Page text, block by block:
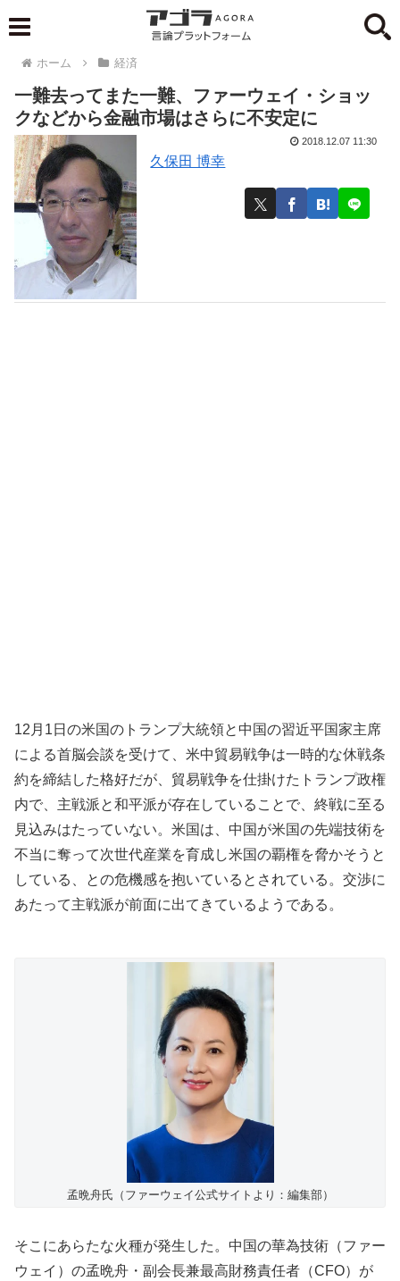
ホーム 経済
一難去ってまた一難、ファーウェイ・ショッ
クなどから金融市場はさらに不安定に
久保田 博幸
2018.12.07 11:30
12月1日の米国のトランプ大統領と中国の習近平国家主席
による首脳会談を受けて、米中貿易戦争は一時的な休戦条
約を締結した格好だが、貿易戦争を仕掛けたトランプ政権
内で、主戦派と和平派が存在していることで、終戦に至る
見込みはたっていない。米国は、中国が米国の先端技術を
不当に奪って次世代産業を育成し米国の覇権を脅かそうと
している、との危機感を抱いているとされている。交渉に
あたって主戦派が前面に出てきているようである。
孟晩舟氏（ファーウェイ公式サイトより：編集部）
そこにあらたな火種が発生した。中国の華為技術（ファー
ウェイ）の孟晩舟・副会長兼最高財務責任者（CFO）が